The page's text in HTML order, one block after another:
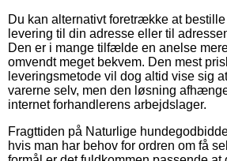
Du kan alternativt foretrække at bestille
levering til din adresse eller til
Den er i mange tilfælde en anelse
omvendt meget bekvem. Den mest
leveringsmetode vil dog altid vise sig
varerne selv, men den løsning
internet forhandlerens arbejdslager.
Fragttiden på Naturlige
hvis man har behov for ordren om få